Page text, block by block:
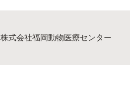
株式会社福岡動物医療センター